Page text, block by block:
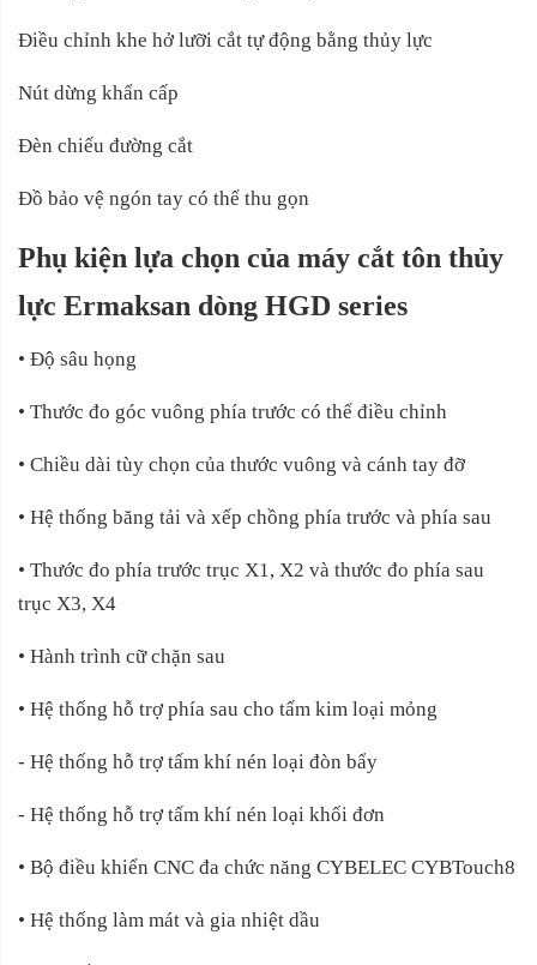
Điều chỉnh khe hở lưỡi cắt tự động bằng thủy lực
Nút dừng khẩn cấp
Đèn chiếu đường cắt
Đồ bảo vệ ngón tay có thể thu gọn
Phụ kiện lựa chọn của máy cắt tôn thủy
lực Ermaksan dòng HGD series
• Độ sâu họng
• Thước đo góc vuông phía trước có thể điều chỉnh
• Chiều dài tùy chọn của thước vuông và cánh tay đỡ
• Hệ thống băng tải và xếp chồng phía trước và phía sau
• Thước đo phía trước trục X1, X2 và thước đo phía sau
trục X3, X4
• Hành trình cữ chặn sau
• Hệ thống hỗ trợ phía sau cho tấm kim loại mỏng
- Hệ thống hỗ trợ tấm khí nén loại đòn bẩy
- Hệ thống hỗ trợ tấm khí nén loại khối đơn
• Bộ điều khiển CNC đa chức năng CYBELEC CYBTouch8
• Hệ thống làm mát và gia nhiệt dầu